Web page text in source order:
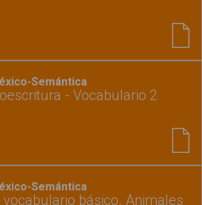
Semántica
- Vocabulario 2
Semántica
básico. Animales